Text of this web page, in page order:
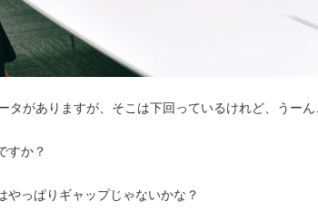
タがありますが、そこは下回っているけれど、うーん
すか？
っぱりギャップじゃないかな？